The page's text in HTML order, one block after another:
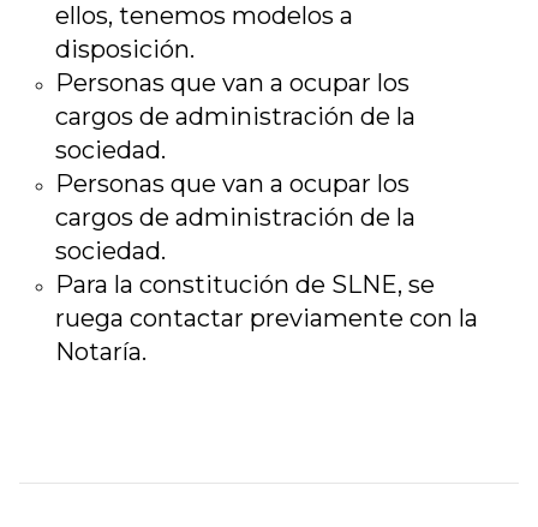
ellos, tenemos modelos a
disposición.
Personas que van a ocupar los
cargos de administración de la
sociedad.
Personas que van a ocupar los
cargos de administración de la
sociedad.
Para la constitución de SLNE, se
ruega contactar previamente con la
Notaría.